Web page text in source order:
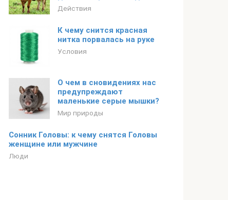
Действия
К чему снится красная
нитка порвалась на руке
Условия
О чем в сновидениях нас
предупреждают
маленькие серые мышки?
Мир природы
Сонник Головы: к чему снятся Головы
женщине или мужчине
Люди